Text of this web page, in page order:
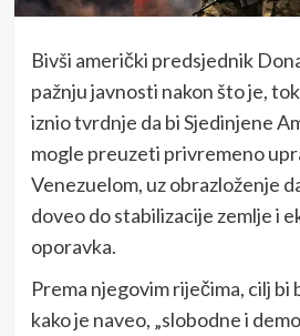
Bivši američki predsjednik
pažnju javnosti nakon što je,
iznio tvrdnje da bi Sjedinjene
mogle preuzeti privremeno
Venezuelom, uz obrazloženje
doveo do stabilizacije zemlje i
oporavka.
Prema njegovim riječima, cilj bi
kako je naveo, „slobodne i